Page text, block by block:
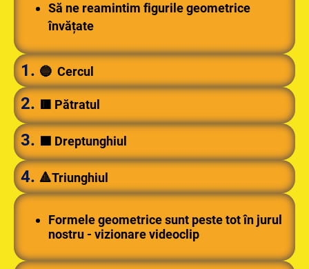
Să ne reamintim figurile geometrice
învățate
1. 🔵 Cercul
2. 🟥 Pătratul
3. 🟦 Dreptunghiul
4. 🔺Triunghiul
Formele geometrice sunt peste tot în jurul
nostru - vizionare videoclip